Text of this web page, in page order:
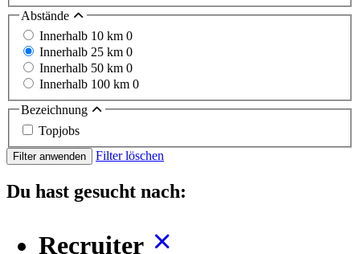
Abstände
Innerhalb 10 km 0
Innerhalb 25 km 0
Innerhalb 50 km 0
Innerhalb 100 km 0
Bezeichnung
Topjobs
Filter anwenden Filter löschen
Du hast gesucht nach:
Recruiter